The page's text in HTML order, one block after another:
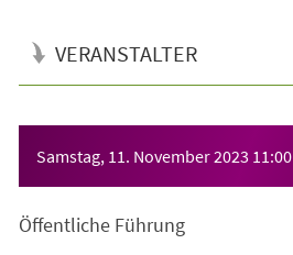
VERANSTALTER
Samstag, 11. November 2023 11:00
Öffentliche Führung